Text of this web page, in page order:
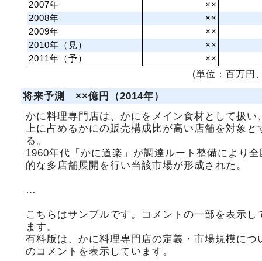
2007年
××
2008年
××
2009年
××
2010年（見）
××
2011年（予）
××
(単位：百万円
将来予測 ××億円（2014年）
かに料理専門店は、かにをメイン食材として扱い
上に占めるかにの販売構成比が高い店舗を対象と
る。
1960年代「かに道楽」が調達ルート整備により全
的な多店舗展開を行い当該市場が形成された。
…
こちらはサンプルです。コメントの一部を表示し
ます。
有料版は、かに料理専門店の定義・市場規模につ
のコメントを表示しています。